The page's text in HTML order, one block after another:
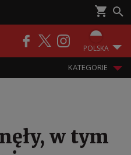
POLSKA
KATEGORIE
w tym